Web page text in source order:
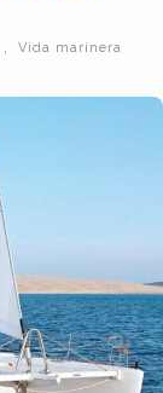
Vida marinera